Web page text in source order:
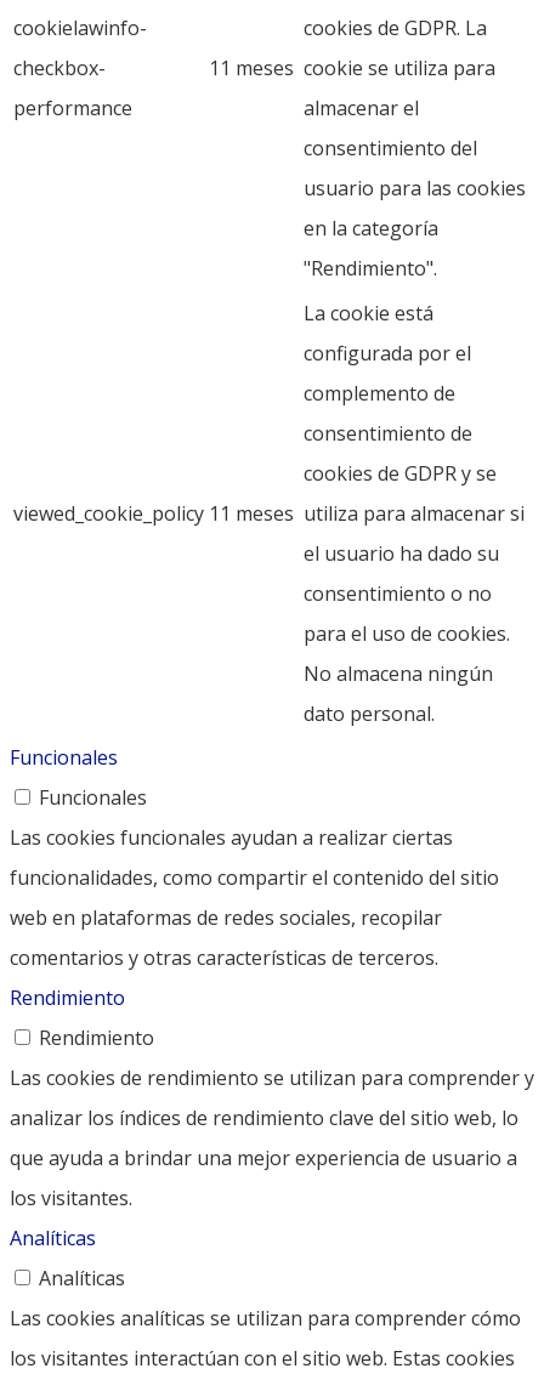
cookielawinfo-
checkbox-
performance
11 meses
cookies de GDPR. La
cookie se utiliza para
almacenar el
consentimiento del
usuario para las cookies
en la categoría
"Rendimiento".
viewed_cookie_policy 11 meses
La cookie está
configurada por el
complemento de
consentimiento de
cookies de GDPR y se
utiliza para almacenar si
el usuario ha dado su
consentimiento o no
para el uso de cookies.
No almacena ningún
dato personal.
Funcionales
Funcionales
Las cookies funcionales ayudan a realizar ciertas
funcionalidades, como compartir el contenido del sitio
web en plataformas de redes sociales, recopilar
comentarios y otras características de terceros.
Rendimiento
Rendimiento
Las cookies de rendimiento se utilizan para comprender y
analizar los índices de rendimiento clave del sitio web, lo
que ayuda a brindar una mejor experiencia de usuario a
los visitantes.
Analíticas
Analíticas
Las cookies analíticas se utilizan para comprender cómo
los visitantes interactúan con el sitio web. Estas cookies